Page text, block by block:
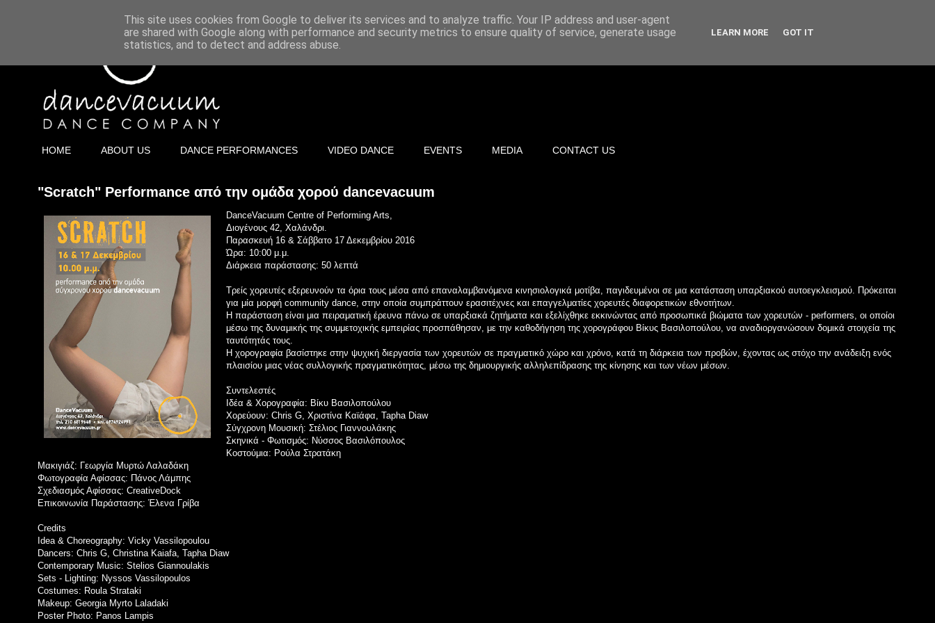
HOME ABOUT US DANCE PERFORMANCES VIDEO DANCE EVENTS MEDIA CONTACT US
"Scratch" Performance από την ομάδα χορού dancevacuum
DanceVacuum Centre of Performing Arts,
Διογένους 42, Χαλάνδρι.
Παρασκευή 16 & Σάββατο 17 Δεκεμβρίου 2016
Ώρα: 10:00 μ.μ.
Διάρκεια παράστασης: 50 λεπτά
Τρείς χορευτές εξερευνούν τα όρια τους μέσα από επαναλαμβανόμενα κινησιολογικά μοτίβα, παγιδευμένοι σε μια κατάσταση υπαρξιακού αυτοεγκλεισμού. Πρόκειται
για μία μορφή community dance, στην οποία συμπράττουν ερασιτέχνες και επαγγελματίες χορευτές διαφορετικών εθνοτήτων.
Η παράσταση είναι μια πειραματική έρευνα πάνω σε υπαρξιακά ζητήματα και εξελίχθηκε εκκινώντας από προσωπικά βιώματα των χορευτών - performers, οι οποίοι
μέσω της δυναμικής της συμμετοχικής εμπειρίας προσπάθησαν, με την καθοδήγηση της χορογράφου Βίκυς Βασιλοπούλου, να αναδιοργανώσουν δομικά στοιχεία της
ταυτότητάς τους.
Η χορογραφία βασίστηκε στην ψυχική διεργασία των χορευτών σε πραγματικό χώρο και χρόνο, κατά τη διάρκεια των προβών, έχοντας ως στόχο την ανάδειξη ενός
πλαισίου μιας νέας συλλογικής πραγματικότητας, μέσω της δημιουργικής αλληλεπίδρασης της κίνησης και των νέων μέσων.
Συντελεστές
Ιδέα & Χορογραφία: Βίκυ Βασιλοπούλου
Χορεύουν: Chris G, Χριστίνα Καϊάφα, Tapha Diaw
Σύγχρονη Μουσική: Στέλιος Γιαννουλάκης
Σκηνικά - Φωτισμός: Νύσσος Βασιλόπουλος
Κοστούμια: Ρούλα Στρατάκη
Μακιγιάζ: Γεωργία Μυρτώ Λαλαδάκη
Φωτογραφία Αφίσσας: Πάνος Λάμπης
Σχεδιασμός Αφίσσας: CreativeDock
Επικοινωνία Παράστασης: Έλενα Γρίβα
Credits
Idea & Choreography: Vicky Vassilopoulou
Dancers: Chris G, Christina Kaiafa, Tapha Diaw
Contemporary Music: Stelios Giannoulakis
Sets - Lighting: Nyssos Vassilopoulos
Costumes: Roula Strataki
Makeup: Georgia Myrto Laladaki
Poster Photo: Panos Lampis
This site uses cookies from Google to deliver its services and to analyze traffic. Your IP address and user-agent
are shared with Google along with performance and security metrics to ensure quality of service, generate usage
statistics, and to detect and address abuse.
LEARN MORE GOT IT